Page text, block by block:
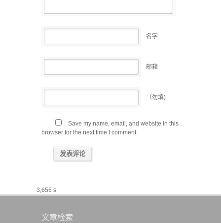
名字
邮箱
（勿填)
Save my name, email, and website in this
browser for the next time I comment.
3,656 s
文章检索